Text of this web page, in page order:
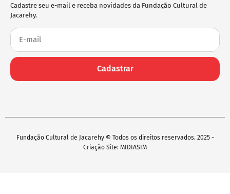
Cadastre seu e-mail e receba novidades da Fundação Cultural de
Jacarehy.
Cadastrar
Fundação Cultural de Jacarehy © Todos os direitos reservados. 2025 -
Criação Site: MIDIASIM